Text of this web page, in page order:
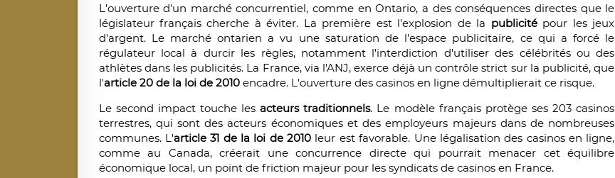
L'ouverture d'un marché concurrentiel, comme en Ontario, a des conséquences directes que le
législateur français cherche à éviter. La première est l'explosion de la publicitépour les jeux
d'argent. Le marché ontarien a vu une saturation de l'espace publicitaire, ce qui a forcé le
régulateur local à durcir les règles, notamment l'interdiction d'utiliser des célébrités ou des
athlètes dans les publicités. La France, via l'ANJ, exerce déjà un contrôle strict sur la publicité, que
l'article 20 de la loi de 2010encadre. L'ouverture des casinos en ligne démultiplierait ce risque.
Le second impact touche lesacteurs traditionnels. Le modèle français protège ses 203 casinos
terrestres, qui sont des acteurs économiques et des employeurs majeurs dans de nombreuses
communes. L'article 31 de la loi de 2010 leur est favorable. Une légalisation des casinos en ligne,
comme au Canada, créerait une concurrence directe qui pourrait menacer cet équilibre
économique local, un point de friction majeur pour les syndicats de casinos en France.